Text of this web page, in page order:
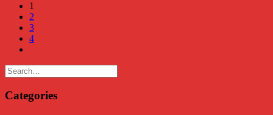
1
2
3
4
Categories